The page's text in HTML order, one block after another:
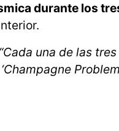
durante los
“Cada una de las
‘Champagne